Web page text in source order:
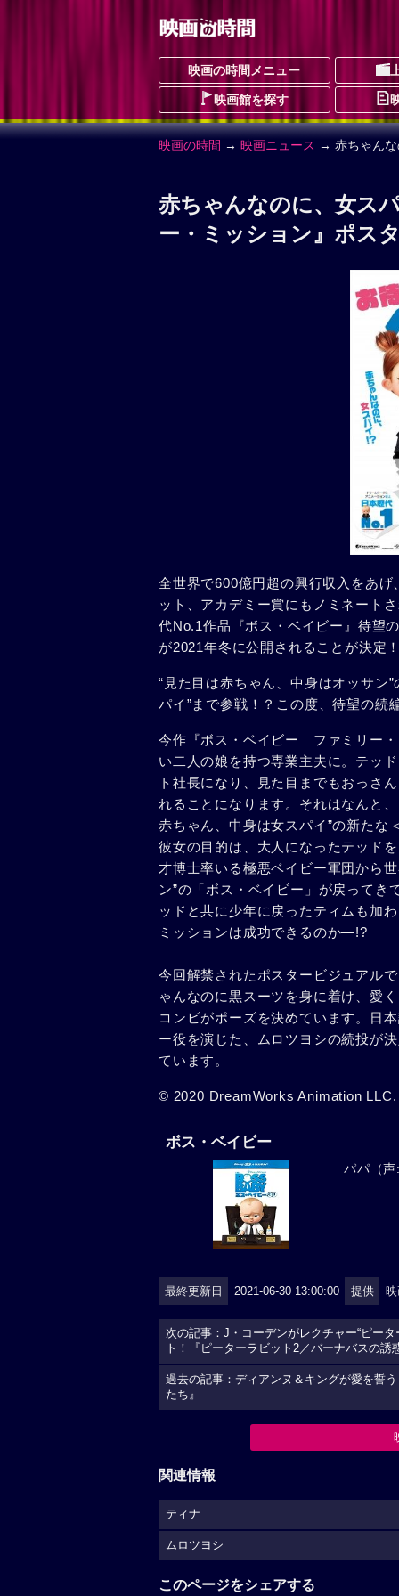
映画の時間メニュー
映画館を探す
映画の時間 → 映画ニュース → 赤ちゃんな
赤ちゃんなのに、女ス
ー・ミッション』ポス
全世界で600億円超の興行収入をあ
ット、アカデミー賞にもノミネート
代No.1作品『ボス・ベイビー』待望
が2021年冬に公開されることが決定！
“見た目は赤ちゃん、中身はオッサン
パイ”まで参戦！？この度、待望の続
今作『ボス・ベイビー ファミリー
い二人の娘を持つ専業主夫に。テッ
ト社長になり、見た目までもおっさ
れることになります。それはなんと
赤ちゃん、中身は女スパイ”の新たな
彼女の目的は、大人になったテッド
才博士率いる極悪ベイビー軍団から
ン”の「ボス・ベイビー」が戻ってき
ッドと共に少年に戻ったティムも加
ミッションは成功できるのか―!?
今回解禁されたポスタービジュアル
ゃんなのに黒スーツを身に着け、愛
コンビがポーズを決めています。日
ー役を演じた、ムロツヨシの続投が
ています。
© 2020 DreamWorks Animation
ボス・ベイビー
パパ（
最終更新日 2021-06-30 13:00:00 提供
次の記事：J・コーデンがレクチャー“ピー
ト！『ピーターラビット2／バーナバスの誘
過去の記事：ディアンヌ＆キングが愛を誓
たち』
関連情報
ティナ
ムロツヨシ
このページをシェアする